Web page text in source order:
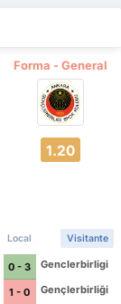
Forma - General
1.20
Local Visitante
0 - 3
Genclerbirligi
1 - 0
Gençlerbirliği